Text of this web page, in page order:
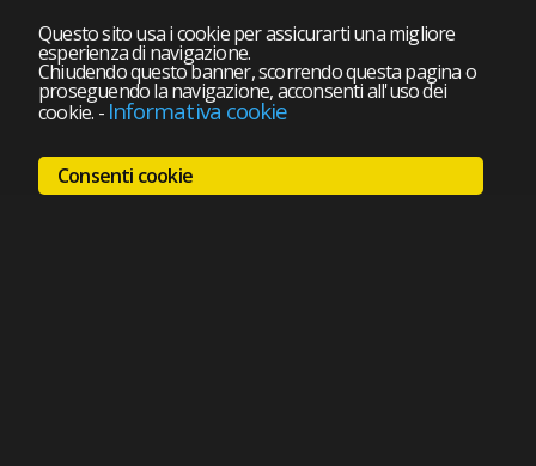
Questo sito usa i cookie per assicurarti una migliore
esperienza di navigazione.
Chiudendo questo banner, scorrendo questa pagina o
proseguendo la navigazione, acconsenti all'uso dei
cookie. - Informativa cookie
Consenti cookie